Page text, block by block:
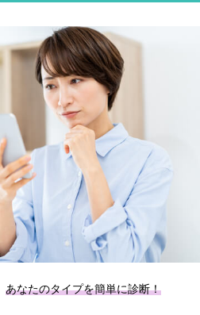
あなたのタイプを簡単に診断！